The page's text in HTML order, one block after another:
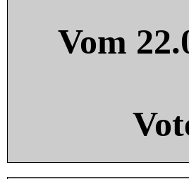
Vom